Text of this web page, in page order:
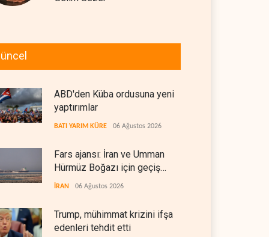
ABD'den Küba ordusuna yeni
yaptırımlar
BATI YARIM KÜRE 06 Ağustos 2026
Fars ajansı: İran ve Umman
Hürmüz Boğazı için geçiş
koridorlarında anlaştı
İRAN 06 Ağustos 2026
Trump, mühimmat krizini ifşa
edenleri tehdit etti